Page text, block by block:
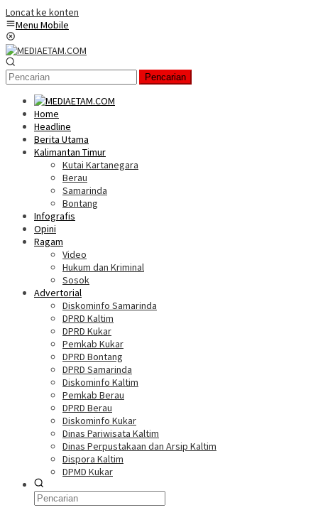
Loncat ke konten
Menu Mobile
Pencarian
Home
Headline
Berita Utama
Kalimantan Timur
Kutai Kartanegara
Berau
Samarinda
Bontang
Infografis
Opini
Ragam
Video
Hukum dan Kriminal
Sosok
Advertorial
Diskominfo Samarinda
DPRD Kaltim
DPRD Kukar
Pemkab Kukar
DPRD Bontang
DPRD Samarinda
Diskominfo Kaltim
Pemkab Berau
DPRD Berau
Diskominfo Kukar
Dinas Pariwisata Kaltim
Dinas Perpustakaan dan Arsip Kaltim
Dispora Kaltim
DPMD Kukar